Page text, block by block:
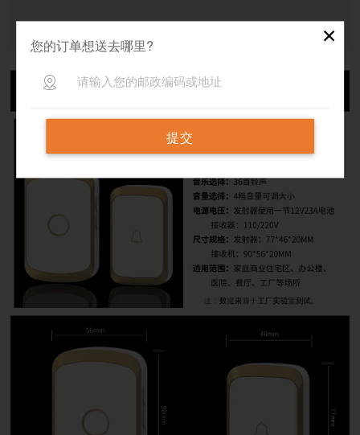
您的订单想送去哪里? ✕
提交